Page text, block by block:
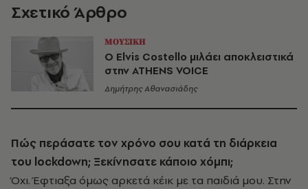
Σχετικό Άρθρο
ΜΟΥΣΙΚΗ
Ο Elvis Costello μιλάει αποκλειστικά
στην ATHENS VOICE
Δημήτρης Αθανασιάδης
Πώς περάσατε τον χρόνο σου κατά τη διάρκεια
του lockdown; Ξεκίνησατε κάποιο χόμπι;
Όχι. Έφτιαξα όμως αρκετά κέικ με τα παιδιά μου. Στην